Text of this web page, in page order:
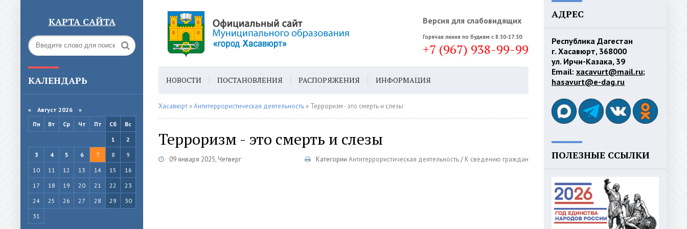
КАРТА САЙТА Версия для слабовидящих
Горячая линия по будням с 8:30-17:30:
+7 (967) 938-99-99
КАЛЕНДАРЬ
« Август 2026 »
Пн
Вт Ср Чт Пт Сб
Вс
1
2
3
4 5 6 7 8
9
10
11 12 13 14 15
16
17
18 19 20 21 22
23
24
25 26 27 28 29
30
31
НОВОСТИ ПОСТАНОВЛЕНИЯ РАСПОРЯЖЕНИЯ ИНФОРМАЦИЯ
ГОРОДСКАЯ СРЕДА ГЕН. ПЛАН
Хасавюрт »Антитеррористическая деятельность » Терроризм - это смерть и слезы
Терроризм - это смерть и слезы
09 января 2025, Четверг Категории Антитеррористическая деятельность/ К сведению граждан
АДРЕС
Республика Дагестан
г. Хасавюрт, 368000
ул. Ирчи-Казака, 39
Email: xacavurt@mail.ru;
hasavurt@e-dag.ru
ПОЛЕЗНЫЕ ССЫЛКИ